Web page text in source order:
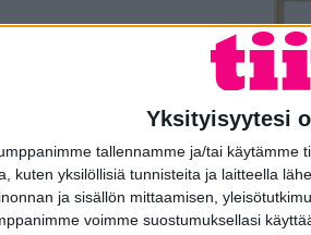
Yksityisyytesi
tallennamme ja/tai käytämme
kuten yksilöllisiä tunnisteita ja laitteella
ja sisällön mittaamisen,
voimme suostumuksellasi
Tiivi